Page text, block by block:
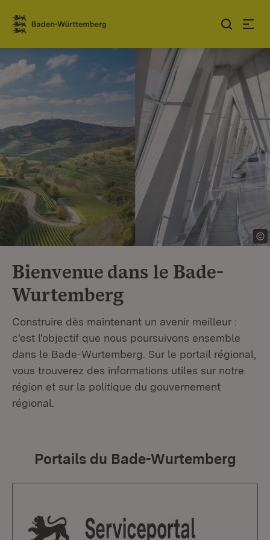
Sauter au contenu
Link zur Startseite
Bienvenue dans le Bade-
Wurtemberg
Construire dès maintenant un avenir meilleur :
c'est l'objectif que nous poursuivons ensemble
dans le Bade-Wurtemberg. Sur le portail régional,
vous trouverez des informations utiles sur notre
région et sur la politique du gouvernement
régional.
Portails du Bade-Wurtemberg